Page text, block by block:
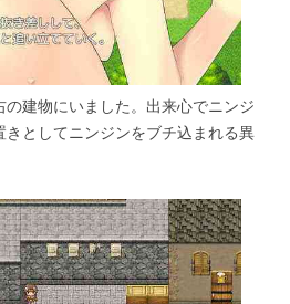
建物にいました。出来心でニンジ
きとしてニンジンをブチ込まれる異